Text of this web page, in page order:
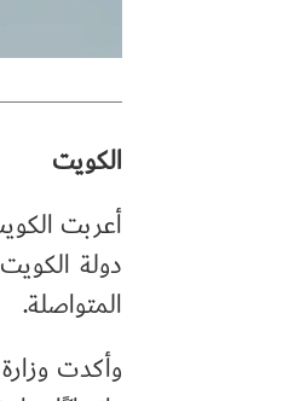
الكويت
أعربت
دولة
المتواصلة.
وأكدت